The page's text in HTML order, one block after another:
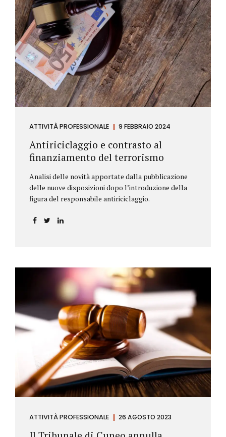
ATTIVITÀ PROFESSIONALE 9 FEBBRAIO 2024
Antiriciclaggio e contrasto al
finanziamento del terrorismo
Analisi delle novità apportate dalla pubblicazione
delle nuove disposizioni dopo l’introduzione della
figura del responsabile antiriciclaggio.
ATTIVITÀ PROFESSIONALE 26 AGOSTO 2023